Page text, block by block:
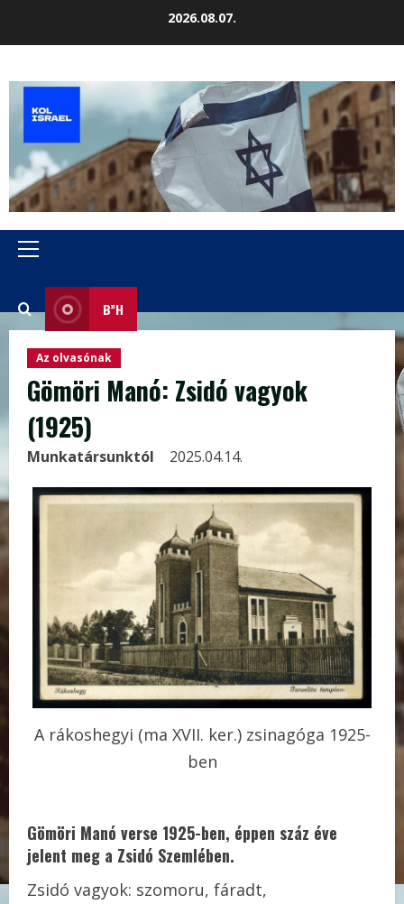
2026.08.07.
Primary
B”H
Az olvasónak
Gömöri Manó: Zsidó vagyok
(1925)
Munkatársunktól 2025.04.14.
A rákoshegyi (ma XVII. ker.) zsinagóga 1925-
ben
Gömöri Manó verse 1925-ben, éppen száz éve
jelent meg a Zsidó Szemlében.
Zsidó vagyok: szomoru, fáradt,